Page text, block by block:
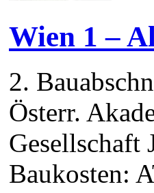
Wien 1 –
2.
Österr.
Gesellschaft
Baukosten: